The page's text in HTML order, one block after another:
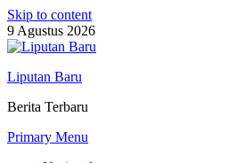
Skip to content
9 Agustus 2026
Liputan Baru
Berita Terbaru
Primary Menu